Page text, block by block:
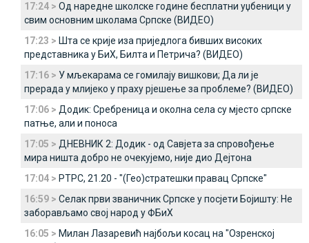
17:24 > Од наредне школске године бесплатни уџбеници у
свим основним школама Српске (ВИДЕО)
17:23 > Шта се крије иза приједлога бивших високих
представника у БиХ, Билта и Петрича? (ВИДЕО)
17:16 > У мљекарама се гомилају вишкови; Да ли је
прерада у млијеко у праху рјешење за проблеме? (ВИДЕО)
17:06 > Додик: Сребреница и околна села су мјесто српске
патње, али и поноса
17:05 > ДНЕВНИК 2: Додик - од Савјета за спровођење
мира ништа добро не очекујемо, није дио Дејтона
17:04 > РТРС, 21.20 - "(Гео)стратешки правац Српске"
16:59 > Селак први званичник Српске у посјети Бојишту: Не
заборављамо свој народ у ФБиХ
16:05 > Милан Лазаревић најбољи косац на "Озренској